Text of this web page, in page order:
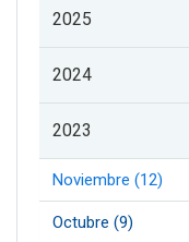
2025
2024
2023
Noviembre (12)
Octubre (9)